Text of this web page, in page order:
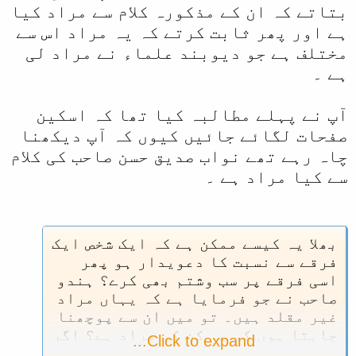
مجبور ہوکر خود ہی گستاخیاں
گھڑیں، بہتان گھڑے اور علمائے اہل
حدیث کی طرف منسوب کرکے اپنی عوام
کو جو اپنے علماء پر اندھا بھروسہ
کرتی ہے مطمئن کردیا۔
اکابرین دیوبندی کی اتنی ہمت اس
لئے ہوئی کہ انہیں معلوم تھا کہ
کون سا کوئی اہل حدیث ان سے آکر
مطالبہ کرے گا کہ تم نے جو اہل حدیث
ہی نہیں‌ ہوگی کہ وہ اپنے کذاب
علماء سے دلیل طلب کرنے کی جراء ت
کریں۔ سو انہوں نے اپنی کتابوں میں
جس پر جو چاہا جھوٹا الزام عائد
کردیا۔ لیکن انکے علماء کی کبھی یہ
ہمت نہیں ہوتی کہ اس طرح کے بے
بنیاد الزامات اہل حدیثوں کے
بتاتے کہ ان کے مذکورہ کلام سے مراد کیا
ہے اور پھر ثابت کرتے کہ یہ مراد اس سے
مختلف ہے جو دیوبند علماء نے مراد لی
ہے ۔
آپ نے پہلے مطالبہ کیا تھا کہ اسکین
صفحات لگائے جائیں کیوں کہ آپ دیکھنا
چاہ رہے تھے نواب صدیق حسن صاحب کی کلام
سے کیا مراد ہے ۔
بھلا یہ کیسے ممکن ہے کہ ایک شخص ایک
فرقے سے نسبت کا دعویدار ہو پھر
اسی فرقے پر سب وشتم بھی کرے؟ ہندو
صاحب نے جو فرمایا ہے کہ یہاں مراد
غیر مقلد ہیں۔ تو میں ان سے پوچھنا
چاہتا ہوں کہ یہ کن کی مراد ہے؟ اگر
Click to expand...